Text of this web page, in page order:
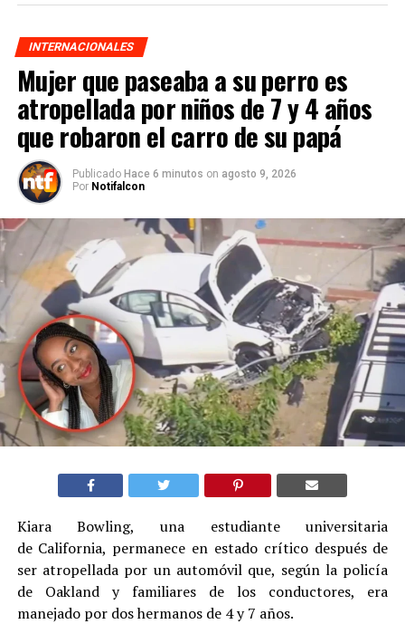
INTERNACIONALES
Mujer que paseaba a su perro es
atropellada por niños de 7 y 4 años
que robaron el carro de su papá
Publicado Hace 6 minutos on agosto 9, 2026
Por Notifalcon
Kiara Bowling, una estudiante universitaria
de California, permanece en estado crítico después de
ser atropellada por un automóvil que, según la policía
de Oakland y familiares de los conductores, era
manejado por dos hermanos de 4 y 7 años.